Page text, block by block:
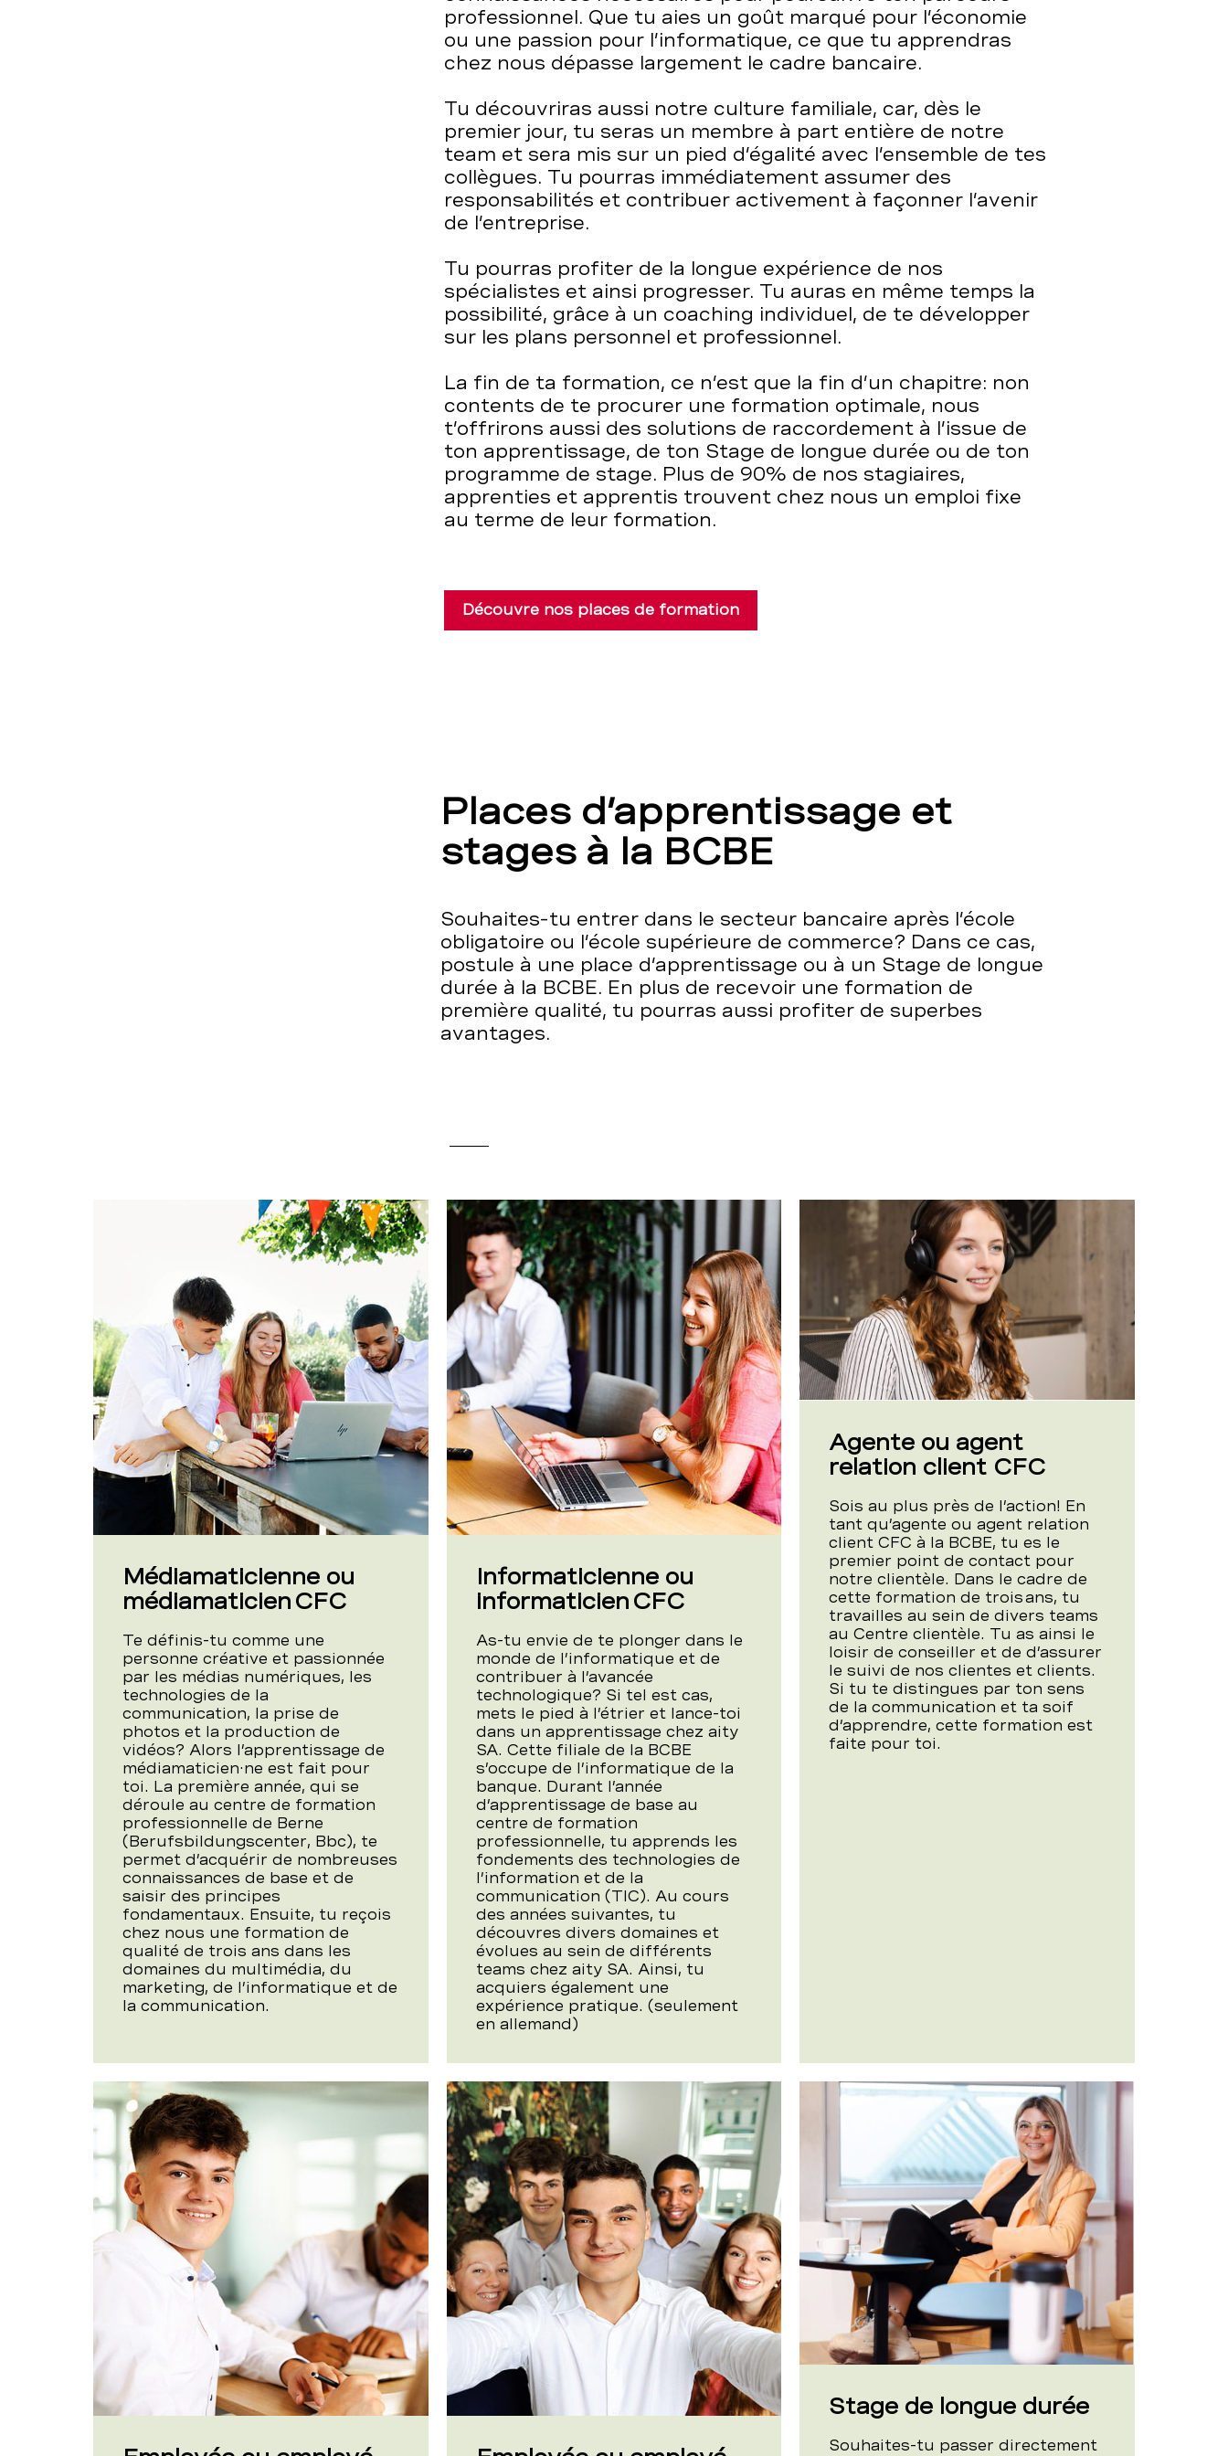
professionnel. Que tu aies un goût marqué pour l’économie
ou une passion pour l’informatique, ce que tu apprendras
chez nous dépasse largement le cadre bancaire.
Tu découvriras aussi notre culture familiale, car, dès le
premier jour, tu seras un membre à part entière de notre
team et sera mis sur un pied d’égalité avec l’ensemble de tes
collègues. Tu pourras immédiatement assumer des
responsabilités et contribuer activement à façonner l’avenir
de l’entreprise.
Tu pourras profiter de la longue expérience de nos
spécialistes et ainsi progresser. Tu auras en même temps la
possibilité, grâce à un coaching individuel, de te développer
sur les plans personnel et professionnel.
La fin de ta formation, ce n’est que la fin d’un chapitre: non
contents de te procurer une formation optimale, nous
t’offrirons aussi des solutions de raccordement à l’issue de
ton apprentissage, de ton Stage de longue durée ou de ton
programme de stage. Plus de 90% de nos stagiaires,
apprenties et apprentis trouvent chez nous un emploi fixe
au terme de leur formation.
Découvre nos places de formation
Places d’apprentissage et
stages à la BCBE
Souhaites-tu entrer dans le secteur bancaire après l’école
obligatoire ou l’école supérieure de commerce? Dans ce cas,
postule à une place d’apprentissage ou à un Stage de longue
durée à la BCBE. En plus de recevoir une formation de
première qualité, tu pourras aussi profiter de superbes
avantages.
Médiamaticienne ou
médiamaticien CFC
Te définis-tu comme une
personne créative et passionnée
par les médias numériques, les
technologies de la
communication, la prise de
photos et la production de
vidéos? Alors l’apprentissage de
médiamaticien·ne est fait pour
toi. La première année, qui se
déroule au centre de formation
profession­nelle de Berne
(Berufsbildungscenter, Bbc), te
permet d’acquérir de nombreuses
connaissances de base et de
saisir des principes
fondamentaux. Ensuite, tu reçois
chez nous une formation de
qualité de trois ans dans les
domaines du multimédia, du
marketing, de l’informatique et de
la communication.
Informaticienne ou
informaticien CFC
As-tu envie de te plonger dans le
monde de l’informatique et de
contribuer à l’avancée
technologique? Si tel est cas,
mets le pied à l’étrier et lance-toi
dans un apprentissage chez aity
SA. Cette filiale de la BCBE
s’occupe de l’informatique de la
banque. Durant l’année
d’apprentissage de base au
centre de formation
professionnelle, tu apprends les
fondements des technologies de
l’information et de la
communication (TIC). Au cours
des années suivantes, tu
découvres divers domaines et
évolues au sein de différents
teams chez aity SA. Ainsi, tu
acquiers également une
expérience pratique. (seulement
en allemand)
Agente ou agent
relation client CFC
Sois au plus près de l’action! En
tant qu’agente ou agent relation
client CFC à la BCBE, tu es le
premier point de contact pour
notre clientèle. Dans le cadre de
cette formation de trois ans, tu
travailles au sein de divers teams
au Centre clientèle. Tu as ainsi le
loisir de conseiller et de d’assurer
le suivi de nos clientes et clients.
Si tu te distingues par ton sens
de la communication et ta soif
d‘apprendre, cette formation est
faite pour toi.
Stage de longue durée
Souhaites-tu passer directement